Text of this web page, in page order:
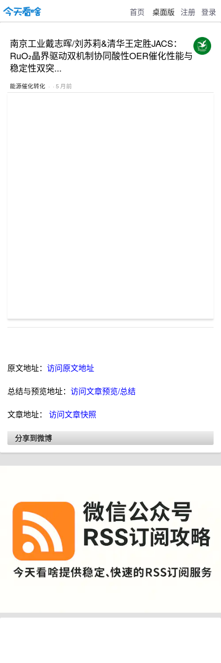
首页 桌面版 注册 登录
南京工业戴志晖/刘苏莉&清华王定胜JACS：
RuO₂晶界驱动双机制协同酸性OER催化性能与
稳定性双突...
能源催化转化 · · 5 月前
原文地址： 访问原文地址
总结与预览地址： 访问文章预览/总结
文章地址： 访问文章快照
分享到微博